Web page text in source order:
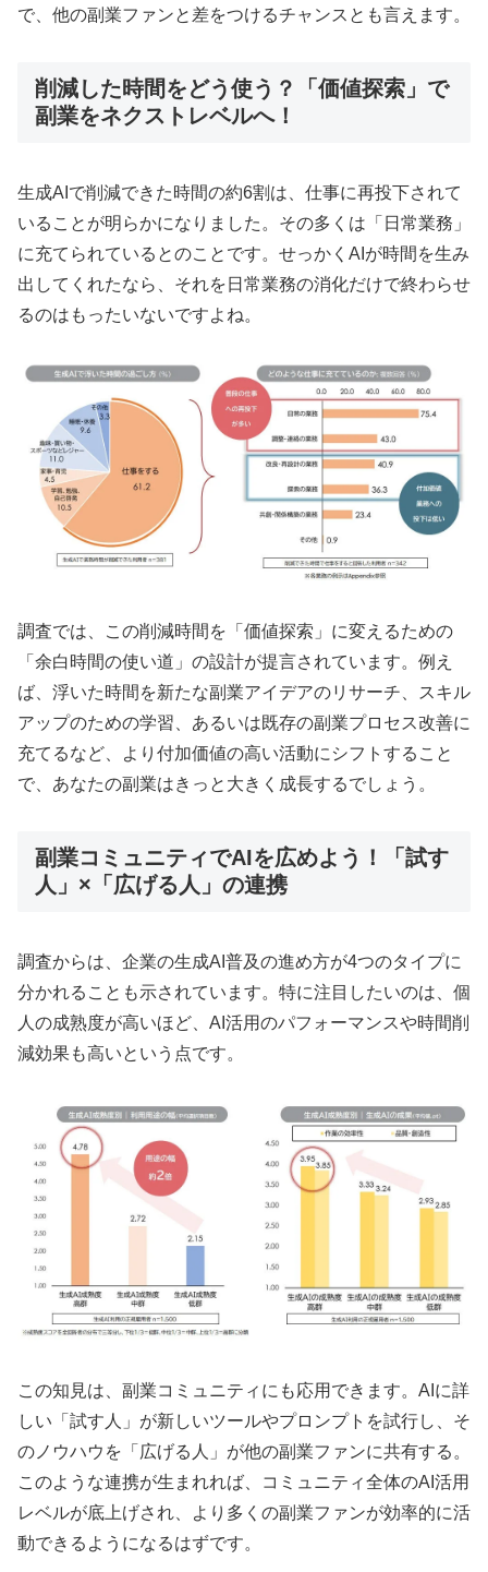
で、他の副業ファンと差をつけるチャンスとも言えます。
削減した時間をどう使う？「価値探索」で
副業をネクストレベルへ！
生成AIで削減できた時間の約6割は、仕事に再投下されて
いることが明らかになりました。その多くは「日常業務」
に充てられているとのことです。せっかくAIが時間を生み
出してくれたなら、それを日常業務の消化だけで終わらせ
るのはもったいないですよね。
調査では、この削減時間を「価値探索」に変えるための
「余白時間の使い道」の設計が提言されています。例え
ば、浮いた時間を新たな副業アイデアのリサーチ、スキル
アップのための学習、あるいは既存の副業プロセス改善に
充てるなど、より付加価値の高い活動にシフトすること
で、あなたの副業はきっと大きく成長するでしょう。
副業コミュニティでAIを広めよう！「試す
人」×「広げる人」の連携
調査からは、企業の生成AI普及の進め方が4つのタイプに
分かれることも示されています。特に注目したいのは、個
人の成熟度が高いほど、AI活用のパフォーマンスや時間削
減効果も高いという点です。
この知見は、副業コミュニティにも応用できます。AIに詳
しい「試す人」が新しいツールやプロンプトを試行し、そ
のノウハウを「広げる人」が他の副業ファンに共有する。
このような連携が生まれれば、コミュニティ全体のAI活用
レベルが底上げされ、より多くの副業ファンが効率的に活
動できるようになるはずです。